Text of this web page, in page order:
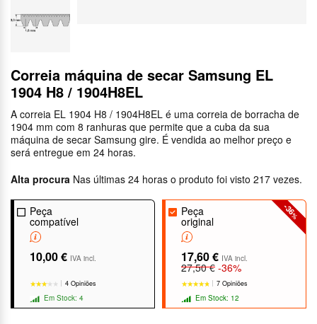
Correia máquina de secar Samsung EL
1904 H8 / 1904H8EL
A correia EL 1904 H8 / 1904H8EL é uma correia de borracha de
1904 mm com 8 ranhuras que permite que a cuba da sua
máquina de secar Samsung gire. É vendida ao melhor preço e
será entregue em 24 horas.
Alta procura Nas últimas 24 horas o produto foi visto 217 vezes.
Peça
compatível
10,00 € IVA incl.
4 Opiniões
Em Stock: 4
-36
%
Peça
original
17,60 € IVA incl.
27,50 € -36%
7 Opiniões
Em Stock: 12